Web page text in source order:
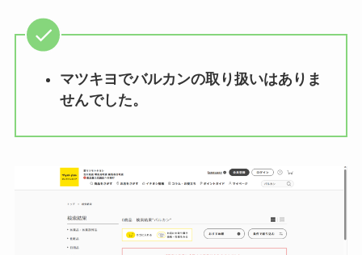
アや無印で売ってる？Amazonや
ーチ！
荷待ち？口コミ情報やどこで買え
【鍋焼きうどん】アルミ鍋はスー
パーに売ってる？セブンイレブ
マツキヨでバルカンの取り扱いはありま
せんでした。